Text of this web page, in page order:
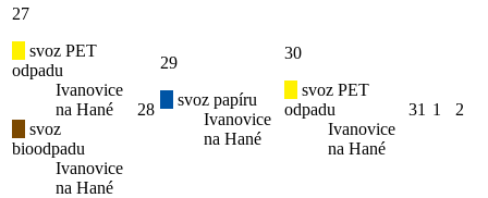
27
svoz PET
odpadu
Ivanovice
na Hané
svoz
bioodpadu
Ivanovice
na Hané
28
29
svoz papíru
Ivanovice
na Hané
30
svoz PET
odpadu
Ivanovice
na Hané
31 1 2